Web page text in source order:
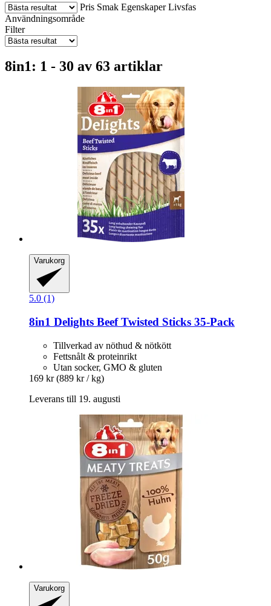
Pris Smak Egenskaper Livsfas
Användningsområde
Filter
8in1: 1 - 30 av 63 artiklar
Varukorg
5.0 (1)
8in1 Delights Beef Twisted Sticks 35-​Pack
Tillverkad av nöthud & nötkött
Fettsnålt & proteinrikt
Utan socker, GMO & gluten
169 kr (889 kr / kg)
Leverans till 19. augusti
Varukorg